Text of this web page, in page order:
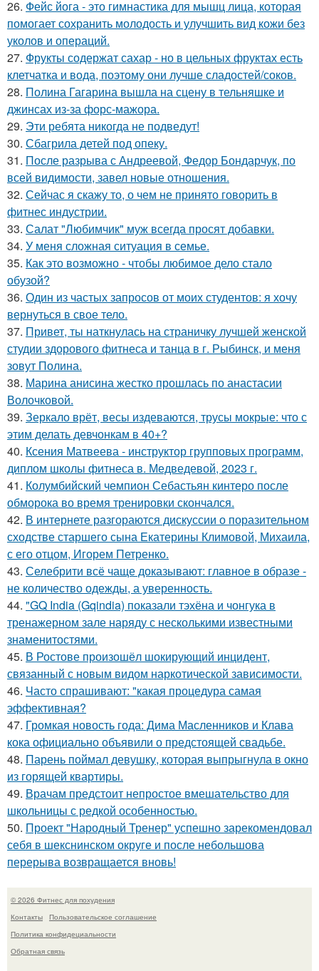
26. Фейс йога - это гимнастика для мышц лица, которая
помогает сохранить молодость и улучшить вид кожи без
уколов и операций.
27. Фрукты содержат сахар - но в цельных фруктах есть
клетчатка и вода, поэтому они лучше сладостей/соков.
28. Полина Гагарина вышла на сцену в тельняшке и
джинсах из-за форс-мажора.
29. Эти ребята никогда не подведут!
30. Сбагрила детей под опеку.
31. После разрыва с Андреевой, Федор Бондарчук, по
всей видимости, завел новые отношения.
32. Сейчас я скажу то, о чем не принято говорить в
фитнес индустрии.
33. Салат "Любимчик" муж всегда просят добавки.
34. У меня сложная ситуация в семье.
35. Как это возможно - чтобы любимое дело стало
обузой?
36. Один из частых запросов от моих студентов: я хочу
вернуться в свое тело.
37. Привет, ты наткнулась на страничку лучшей женской
студии здорового фитнеса и танца в г. Рыбинск, и меня
зовут Полина.
38. Марина анисина жестко прошлась по анастасии
Волочковой.
39. Зеркало врёт, весы издеваются, трусы мокрые: что с
этим делать девчонкам в 40+?
40. Ксения Матвеева - инструктор групповых программ,
диплом школы фитнеса в. Медведевой, 2023 г.
41. Колумбийский чемпион Себастьян кинтеро после
обморока во время тренировки скончался.
42. В интернете разгораются дискуссии о поразительном
сходстве старшего сына Екатерины Климовой, Михаила,
с его отцом, Игорем Петренко.
43. Селебрити всё чаще доказывают: главное в образе -
не количество одежды, а уверенность.
44. "GQ India (Gqindia) показали тэхёна и чонгука в
тренажерном зале наряду с несколькими известными
знаменитостями.
45. В Ростове произошёл шокирующий инцидент,
связанный с новым видом наркотической зависимости.
46. Часто спрашивают: "какая процедура самая
эффективная?
47. Громкая новость года: Дима Масленников и Клава
кока официально объявили о предстоящей свадьбе.
48. Парень поймал девушку, которая выпрыгнула в окно
из горящей квартиры.
49. Врачам предстоит непростое вмешательство для
школьницы с редкой особенностью.
50. Проект "Народный Тренер" успешно зарекомендовал
себя в шекснинском округе и после небольшова
перерыва возвращается вновь!
© 2026 Фитнес для похудения
Контакты
Пользовательское соглашение
Политика конфидециальности
Обратная связь